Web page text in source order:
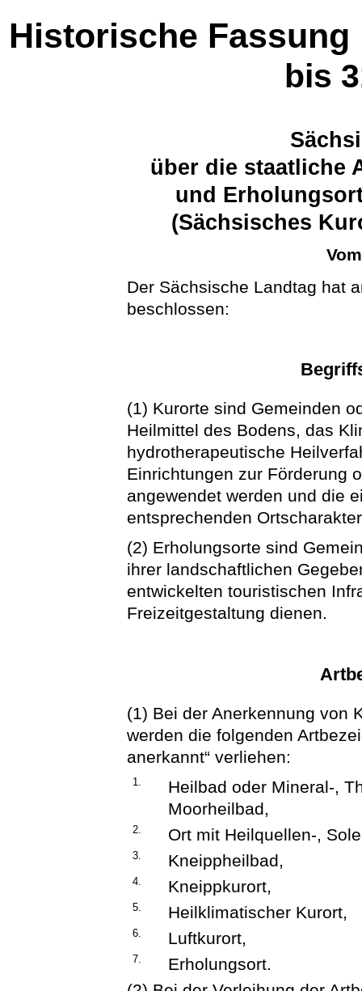
Historische Fassung
bis
über die staatliche
und
(Sächsisches
Der Sächsische Landtag hat
beschlossen:
(1) Kurorte sind Gemeinden
Heilmittel des Bodens, das
hydrotherapeutische
Einrichtungen zur Förderung
angewendet werden und die
entsprechenden
(2) Erholungsorte sind
ihrer landschaftlichen
entwickelten touristischen
Freizeitgestaltung dienen.
(1) Bei der Anerkennung von
werden die folgenden
anerkannt“ verliehen:
1.
Heilbad oder Mineral-,
Moorheilbad,
2. Ort mit Heilquellen-,
3. Kneippheilbad,
4. Kneippkurort,
5. Heilklimatischer Kurort,
6. Luftkurort,
7.
Erholungsort.